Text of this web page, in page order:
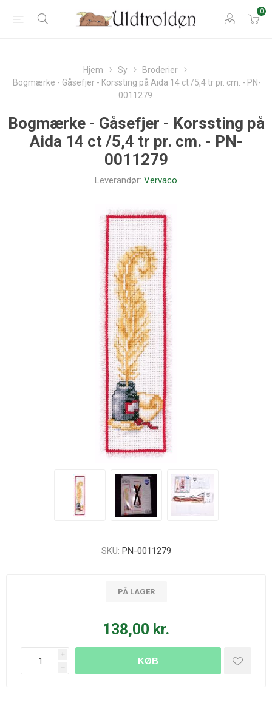
0
Hjem Sy
Broderier
Bogmærke - Gåsefjer - Korssting på Aida 14 ct /5,4 tr pr. cm. - PN-
0011279
Bogmærke - Gåsefjer - Korssting på
Aida 14 ct /5,4 tr pr. cm. - PN-
0011279
Leverandør: Vervaco
SKU: PN-0011279
PÅ LAGER
138,00 kr.
i
h
KØB